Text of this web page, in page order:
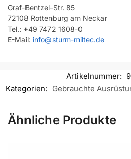
Graf-Bentzel-Str. 85
72108 Rottenburg am Neckar
Tel.: +49 7472 1608-0
E-Mail: info@sturm-miltec.de
Artikelnummer:
Kategorien: Gebrauchte
Ähnliche Produkte